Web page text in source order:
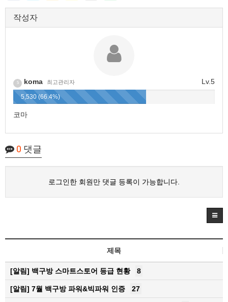
작성자
Lv.5
5 koma 최고관리자
5,530 (66.4%)
코마
0 댓글
로그인한 회원만 댓글 등록이 가능합니다.
제목
[알림] 백구방 스마트스토어 등급 현황 8
[알림] 7월 백구방 파워&빅파워 인증 27